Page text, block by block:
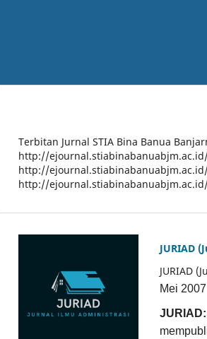
Terbitan Jurnal STIA Bina Banua
http://
http://
http://
JURIAD
JURIAD
Mei 2007